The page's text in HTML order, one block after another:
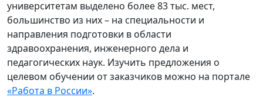
университетам выделено более 83 тыс. мест,
большинство из них – на специальности и
направления подготовки в области
здравоохранения, инженерного дела и
педагогических наук. Изучить предложения о
целевом обучении от заказчиков можно на портале
«Работа в России».